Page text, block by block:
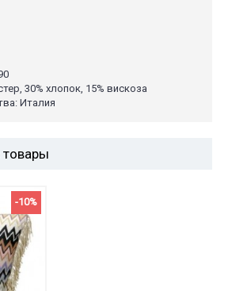
30% хлопок, 15% вискоза
Италия
-10%